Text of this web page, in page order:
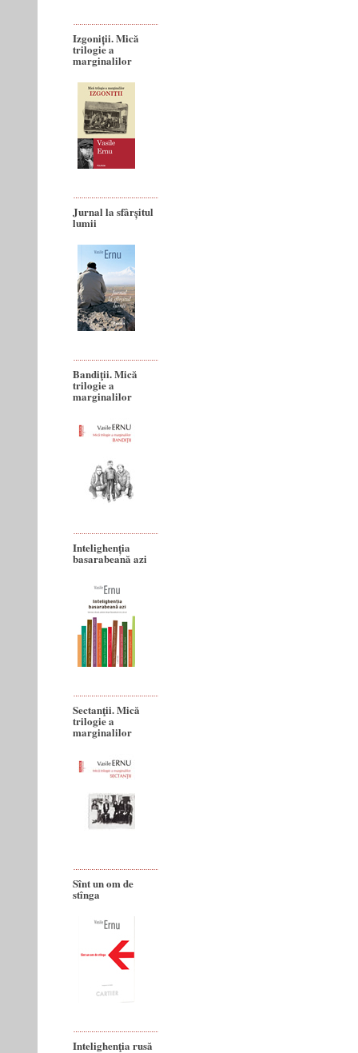
Izgoniții. Mică
trilogie a
marginalilor
Jurnal la sfârșitul
lumii
Bandiţii. Mică
trilogie a
marginalilor
Intelighenția
basarabeană azi
Sectanţii. Mică
trilogie a
marginalilor
Sînt un om de
stînga
Intelighenţia rusă